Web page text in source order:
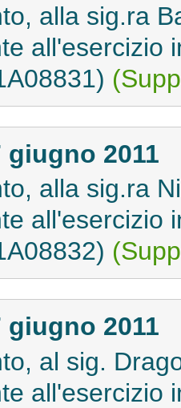
alla sig.ra
all'esercizio
giugno 2011
alla sig.ra
all'esercizio
giugno 2011
al sig.
all'esercizio